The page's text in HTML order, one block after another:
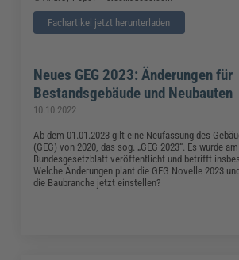
Fachartikel jetzt herunterladen
Neues GEG 2023: Änderungen für
Bestandsgebäude und Neubauten
10.10.2022
Ab dem 01.01.2023 gilt eine Neufassung des
(GEG) von 2020, das sog. „GEG 2023“. Es wurde
Bundesgesetzblatt veröffentlicht und betrifft
Welche Änderungen plant die GEG Novelle 2023
die Baubranche jetzt einstellen?